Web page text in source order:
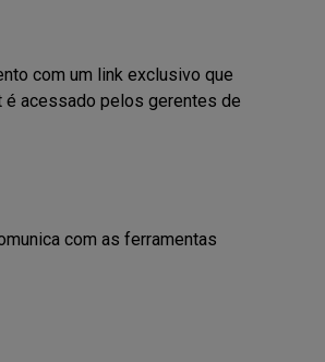
com um link exclusivo que
é acessado pelos gerentes de
com as ferramentas